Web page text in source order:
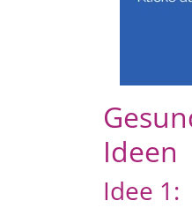
Ideen
Idee 1: